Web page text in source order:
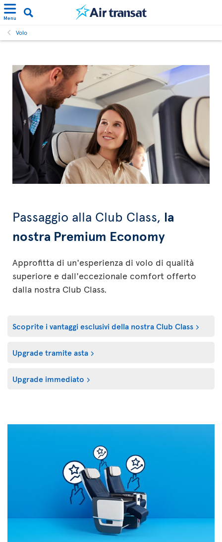
Menu
Volo
Passaggio alla Club Class, la
nostra Premium Economy
Approfitta di un'esperienza di volo di qualità
superiore e dall'eccezionale comfort offerto
dalla nostra Club Class.
Scoprite i vantaggi esclusivi della nostra Club Class
Upgrade tramite asta
Upgrade immediato